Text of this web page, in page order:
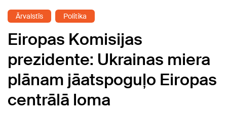
Ārvalstīs Politika
Eiropas Komisijas
prezidente: Ukrainas miera
plānam jāatspoguļo Eiropas
centrālā loma